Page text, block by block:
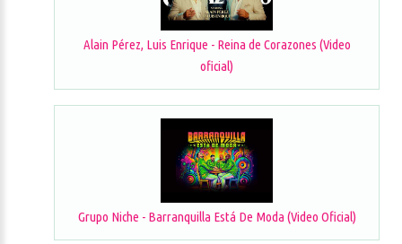
Alain Pérez, Luis Enrique - Reina de Corazones (Video
oficial)
Grupo Niche - Barranquilla Está De Moda (Video Oficial)